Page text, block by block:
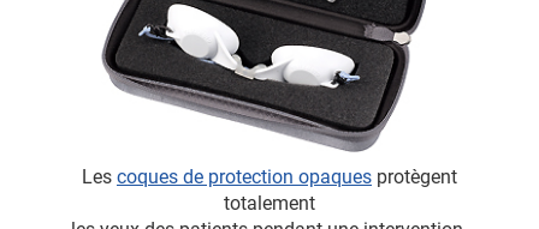
Les coques de protection opaques protègent
totalement